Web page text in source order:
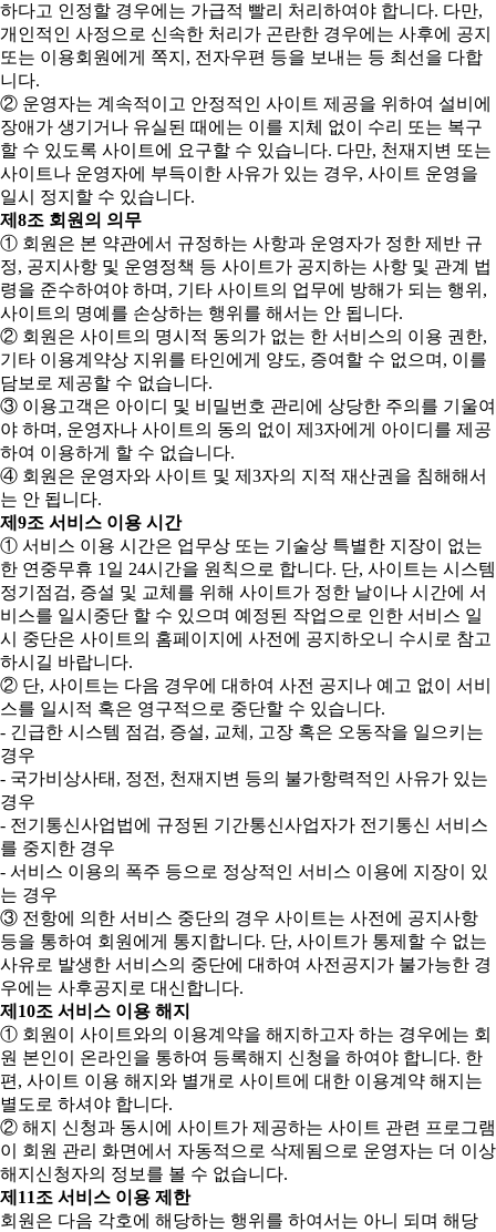
하다고 인정할 경우에는 가급적 빨리 처리하여야 합니다. 다만,
개인적인 사정으로 신속한 처리가 곤란한 경우에는 사후에 공지
또는 이용회원에게 쪽지, 전자우편 등을 보내는 등 최선을 다합
니다.
② 운영자는 계속적이고 안정적인 사이트 제공을 위하여 설비에
장애가 생기거나 유실된 때에는 이를 지체 없이 수리 또는 복구
할 수 있도록 사이트에 요구할 수 있습니다. 다만, 천재지변 또는
사이트나 운영자에 부득이한 사유가 있는 경우, 사이트 운영을
일시 정지할 수 있습니다.
제8조 회원의 의무
① 회원은 본 약관에서 규정하는 사항과 운영자가 정한 제반 규
정, 공지사항 및 운영정책 등 사이트가 공지하는 사항 및 관계 법
령을 준수하여야 하며, 기타 사이트의 업무에 방해가 되는 행위,
사이트의 명예를 손상하는 행위를 해서는 안 됩니다.
② 회원은 사이트의 명시적 동의가 없는 한 서비스의 이용 권한,
기타 이용계약상 지위를 타인에게 양도, 증여할 수 없으며, 이를
담보로 제공할 수 없습니다.
③ 이용고객은 아이디 및 비밀번호 관리에 상당한 주의를 기울여
야 하며, 운영자나 사이트의 동의 없이 제3자에게 아이디를 제공
하여 이용하게 할 수 없습니다.
④ 회원은 운영자와 사이트 및 제3자의 지적 재산권을 침해해서
는 안 됩니다.
제9조 서비스 이용 시간
① 서비스 이용 시간은 업무상 또는 기술상 특별한 지장이 없는
한 연중무휴 1일 24시간을 원칙으로 합니다. 단, 사이트는 시스템
정기점검, 증설 및 교체를 위해 사이트가 정한 날이나 시간에 서
비스를 일시중단 할 수 있으며 예정된 작업으로 인한 서비스 일
시 중단은 사이트의 홈페이지에 사전에 공지하오니 수시로 참고
하시길 바랍니다.
② 단, 사이트는 다음 경우에 대하여 사전 공지나 예고 없이 서비
스를 일시적 혹은 영구적으로 중단할 수 있습니다.
- 긴급한 시스템 점검, 증설, 교체, 고장 혹은 오동작을 일으키는
경우
- 국가비상사태, 정전, 천재지변 등의 불가항력적인 사유가 있는
경우
- 전기통신사업법에 규정된 기간통신사업자가 전기통신 서비스
를 중지한 경우
- 서비스 이용의 폭주 등으로 정상적인 서비스 이용에 지장이 있
는 경우
③ 전항에 의한 서비스 중단의 경우 사이트는 사전에 공지사항
등을 통하여 회원에게 통지합니다. 단, 사이트가 통제할 수 없는
사유로 발생한 서비스의 중단에 대하여 사전공지가 불가능한 경
우에는 사후공지로 대신합니다.
제10조 서비스 이용 해지
① 회원이 사이트와의 이용계약을 해지하고자 하는 경우에는 회
원 본인이 온라인을 통하여 등록해지 신청을 하여야 합니다. 한
편, 사이트 이용 해지와 별개로 사이트에 대한 이용계약 해지는
별도로 하셔야 합니다.
② 해지 신청과 동시에 사이트가 제공하는 사이트 관련 프로그램
이 회원 관리 화면에서 자동적으로 삭제됨으로 운영자는 더 이상
해지신청자의 정보를 볼 수 없습니다.
제11조 서비스 이용 제한
회원은 다음 각호에 해당하는 행위를 하여서는 아니 되며 해당